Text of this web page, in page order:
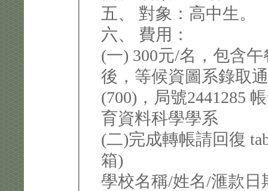
五、 對象：高中生。
六、 費用：
(一) 300元/名，包含
後，等候資圖系錄取
(700)，局號2441285
育資料科學學系
(二)完成轉帳請回復
箱)
學校名稱/姓名/滙款